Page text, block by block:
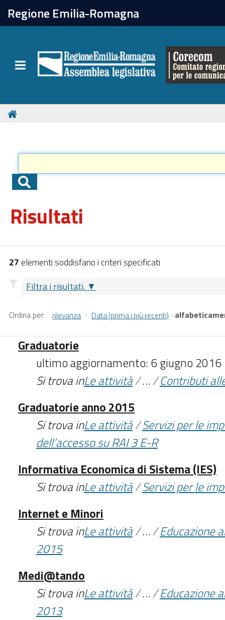
Regione Emilia-Romagna
Toggle navigation
chiudi
Le attività
Risultati
27elementi soddisfano i criteri specificati
Filtra i risultati.
Ordina per rilevanza · Data (prima i più recenti) ·
Graduatorie
ultimo aggiornamento: 6 giugno 2016
Si trova inLe attività/…/Contributi
Graduatorie anno 2015
Si trova inLe attività/Servizi per le
dell’accesso su RAI 3 E-R
Informativa Economica di Sistema (IES)
Si trova inLe attività/Servizi per le
Internet e Minori
Si trova inLe attività/…/Educazione
2015
Medi@tando
Si trova inLe attività/…/Educazione
2013